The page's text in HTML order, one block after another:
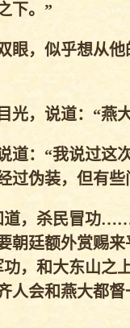
下。”
，似乎想从他
，说道：“燕
：“我说过这
过伪装，但有
，杀民冒功
朝廷额外赏赐
，和大东山之
人会和燕大都督